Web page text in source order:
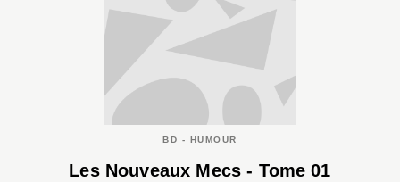
BD - HUMOUR
Les Nouveaux Mecs - Tome 01